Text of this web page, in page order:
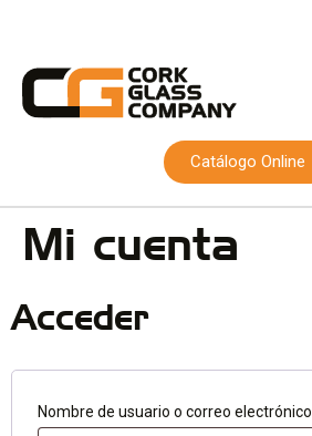
Catálogo Online
Mi cuenta
Acceder
Nombre de usuario o correo electrónico